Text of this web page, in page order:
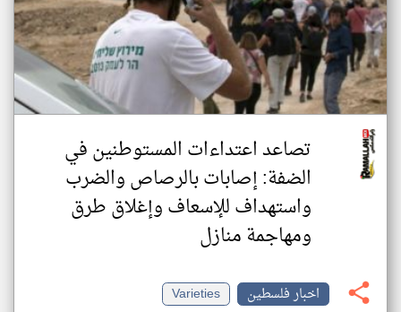
تصاعد اعتداءات المستوطنين في
الضفة: إصابات بالرصاص والضرب
واستهداف للإسعاف وإغلاق طرق
ومهاجمة منازل
اخبار فلسطين
Varieties